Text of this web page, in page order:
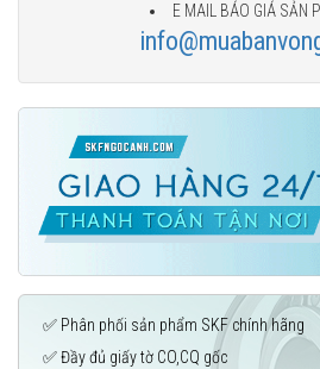
E MAIL BÁO GIÁ SẢN
✅ Phân phối sản phẩm SKF chính hãng
✅ Đầy đủ giấy tờ CO,CQ gốc